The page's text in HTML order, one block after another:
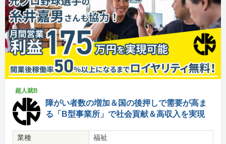
超人就B
障がい者数の増加＆国の後押しで需要が高ま
る「B型事業所」で社会貢献＆高収入を実現
業種
福祉